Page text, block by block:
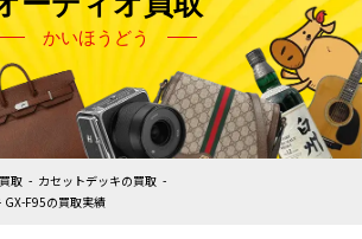
かいほうどう
取
カセットデッキの買取
GX-F95の買取実績